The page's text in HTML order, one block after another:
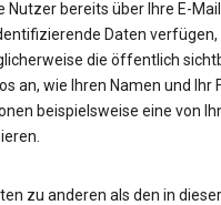
Nutzer bereits über Ihre E-
Daten
die öffentlich
an, wie Ihren Namen und Ihr
beispielsweise eine von
zu anderen als den in dieser